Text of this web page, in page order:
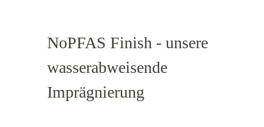
NoPFAS Finish - unsere
wasserabweisende
Imprägnierung